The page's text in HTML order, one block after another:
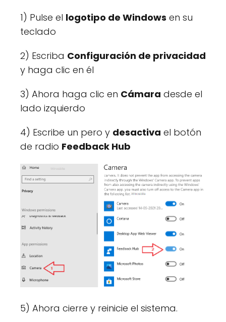
1) Pulse el logotipo de Windows en su
teclado
2) Escriba Configuración de privacidad
y haga clic en él
3) Ahora haga clic en Cámara desde el
lado izquierdo
4) Escribe un pero y desactiva el botón
de radio Feedback Hub
5) Ahora cierre y reinicie el sistema.